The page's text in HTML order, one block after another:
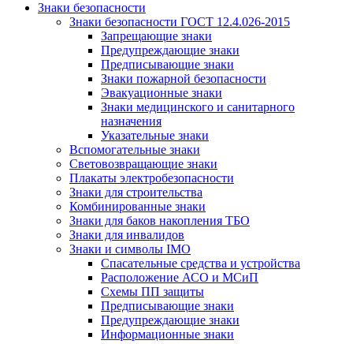
Знаки безопасности
Знаки безопасности ГОСТ 12.4.026-2015
Запрещающие знаки
Предупреждающие знаки
Предписывающие знаки
Знаки пожарной безопасности
Эвакуационные знаки
Знаки медицинского и санитарного
назначения
Указательные знаки
Вспомогательные знаки
Световозвращающие знаки
Плакаты электробезопасности
Знаки для строительства
Комбинированные знаки
Знаки для баков накопления ТБО
Знаки для инвалидов
Знаки и символы IMO
Спасательные средства и устройства
Расположение АСО и МСиП
Схемы ПП защиты
Предписывающие знаки
Предупреждающие знаки
Информационные знаки